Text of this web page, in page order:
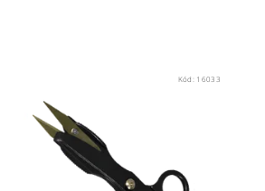
Kód: 16033